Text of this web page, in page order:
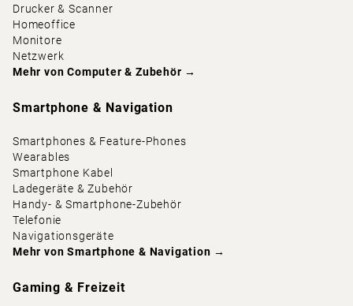
Drucker & Scanner
Homeoffice
Monitore
Netzwerk
Mehr von Computer & Zubehör →
Smartphone & Navigation
Smartphones & Feature-Phones
Wearables
Smartphone Kabel
Ladegeräte & Zubehör
Handy- & Smartphone-Zubehör
Telefonie
Navigationsgeräte
Mehr von Smartphone & Navigation →
Gaming & Freizeit